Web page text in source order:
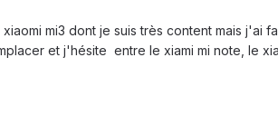
mi3 dont je suis très content mais
et j'hésite entre le xiami mi note, le